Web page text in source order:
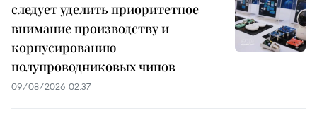
следует уделить приоритетное
внимание производству и
корпусированию
полупроводниковых чипов
09/08/2026 02:37